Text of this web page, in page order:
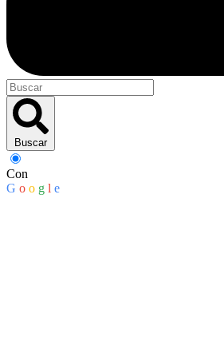
Buscar
Con
G o o g l e